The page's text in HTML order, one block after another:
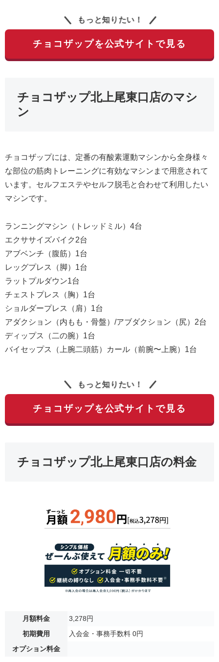
もっと知りたい！
チョコザップを公式サイトで見る
チョコザップ北上尾東口店のマシ
ン
チョコザップには、定番の有酸素運動マシンから全身様々
な部位の筋肉トレーニングに有効なマシンまで用意されて
います。セルフエステやセルフ脱毛と合わせて利用したい
マシンです。
ランニングマシン（トレッドミル）4台
エクササイズバイク2台
アブベンチ（腹筋）1台
レッグプレス（脚）1台
ラットプルダウン1台
チェストプレス（胸）1台
ショルダープレス（肩）1台
アダクション（内もも・骨盤）/アブダクション（尻）2台
ディップス（二の腕）1台
バイセップス（上腕二頭筋）カール（前腕〜上腕）1台
もっと知りたい！
チョコザップを公式サイトで見る
チョコザップ北上尾東口店の料金
月額料金
3,278円
初期費用
入会金・事務手数料 0円
オプション料金